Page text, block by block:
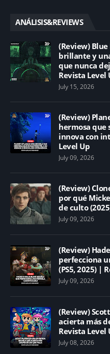
ANÁLISIS&REVIEWS
(Review)
brillante y
que nunca
Revista Level
July 15, 2026
(Review)
hermosa que
innova con
Level Up
July 09, 2026
(Review)
por qué
de culto
July 09, 2026
(Review)
perfecciona
(PS5, 2025) |
July 09, 2026
(Review)
acierta más
Revista Level
July 08, 2026